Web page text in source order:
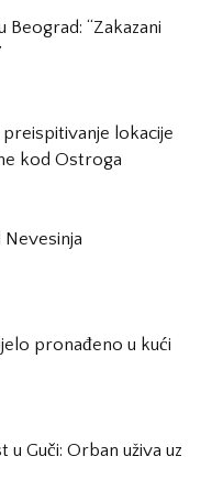
Beograd: “Zakazani
lokacije
kod Ostroga
pronađeno u kući
u Guči: Orban uživa uz